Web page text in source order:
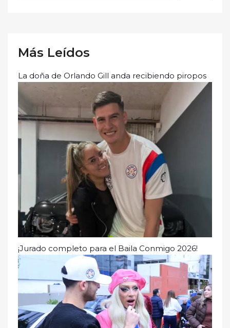
Más Leídos
La doña de Orlando Gill anda recibiendo piropos
¡Jurado completo para el Baila Conmigo 2026!